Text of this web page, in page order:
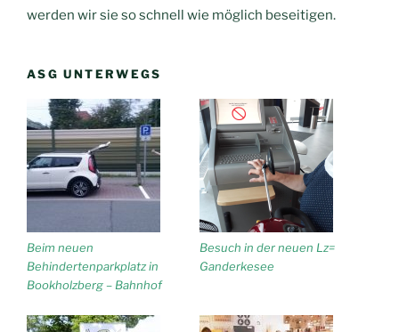
werden wir sie so schnell wie möglich beseitigen.
ASG UNTERWEGS
Beim neuen
Behindertenparkplatz in
Bookholzberg – Bahnhof
Besuch in der neuen Lz=
Ganderkesee